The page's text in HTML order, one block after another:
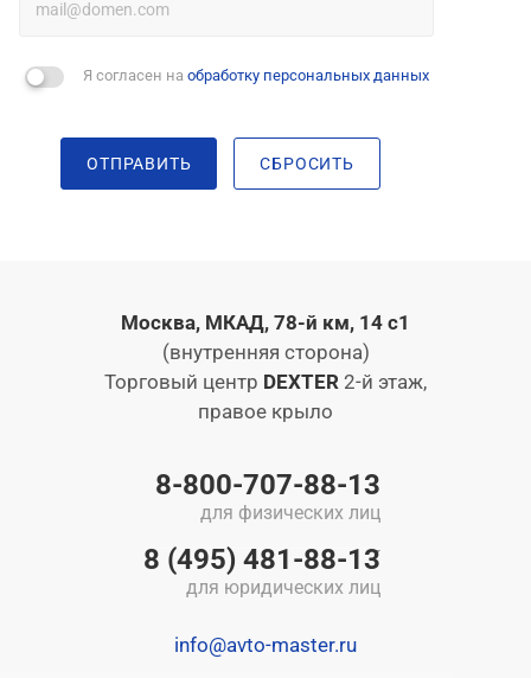
Я согласен на обработку персональных данных
ОТПРАВИТЬ СБРОСИТЬ
Москва, МКАД, 78-й км, 14 с1
(внутренняя сторона)
Торговый центр DEXTER 2-й этаж,
правое крыло
8-800-707-88-13
для физических лиц
8 (495) 481-88-13
для юридических лиц
info@avto-master.ru